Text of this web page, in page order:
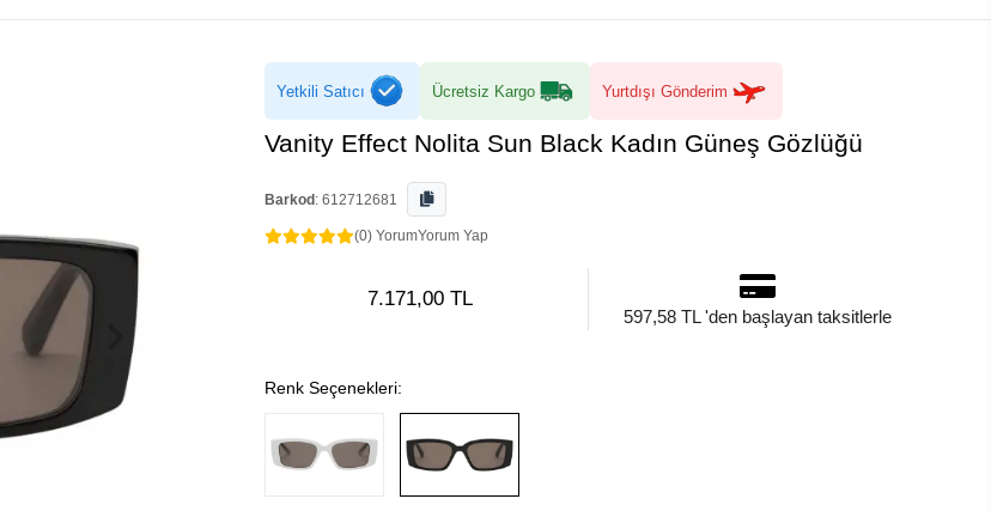
Yetkili Satıcı Ücretsiz Kargo Yurtdışı Gönderim
Vanity Effect Nolita Sun Black Kadın Güneş Gözlüğü
Barkod : 612712681
(0) YorumYorum Yap
7.171,00 TL
597,58 TL 'den başlayan taksitlerle
Renk Seçenekleri: